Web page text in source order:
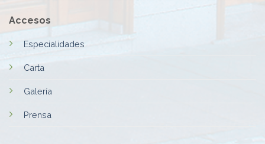
Accesos
Especialidades
Carta
Galería
Prensa